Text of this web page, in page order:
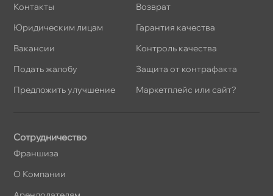
Контакты
Юридическим лицам
акансии
Подать жалобу
Предложить улучшение
озврат
Гарантия качества
Контроль качества
Защита от контрафакта
Маркетплейс или сайт?
Сотрудничество
Франшиза
О Компании